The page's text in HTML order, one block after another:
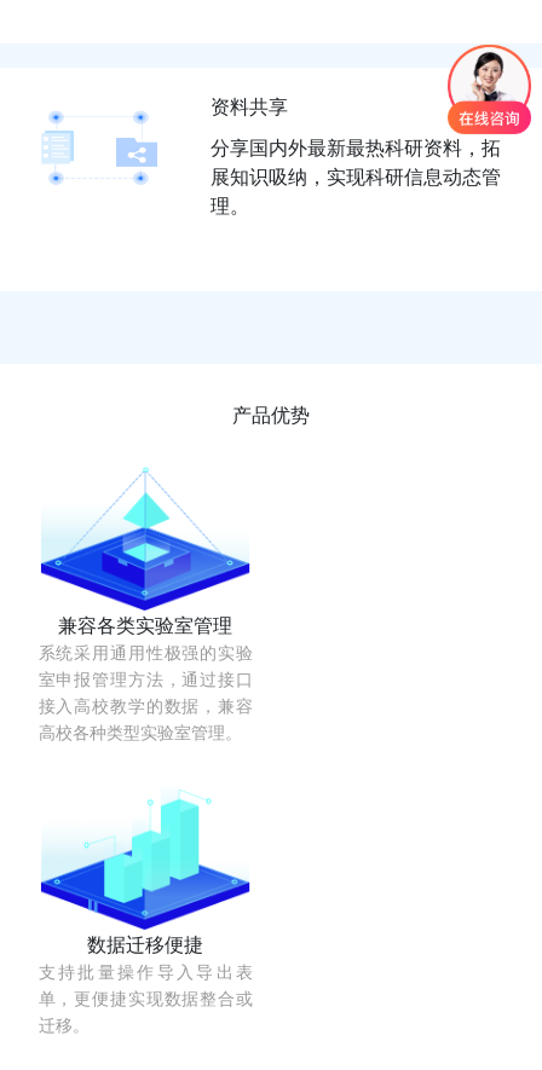
资料共享
分享国内外最新最热科研资料，拓
展知识吸纳，实现科研信息动态管
理。
产品优势
兼容各类实验室管理
系统采用通用性极强的实验
室申报管理方法，通过接口
接入高校教学的数据，兼容
高校各种类型实验室管理。
数据迁移便捷
支持批量操作导入导出表
单，更便捷实现数据整合或
迁移。